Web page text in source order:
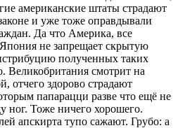
американские штаты страдают
и уже тоже оправдывали
Да что Америка, все
не запрещает скрытую
полученных таких
Великобритания смотрит на
отчего здорово страдают
папарацци разве что ещё не
ног. Тоже ничего хорошего.
апскирта тупо сажают. Грубо: а